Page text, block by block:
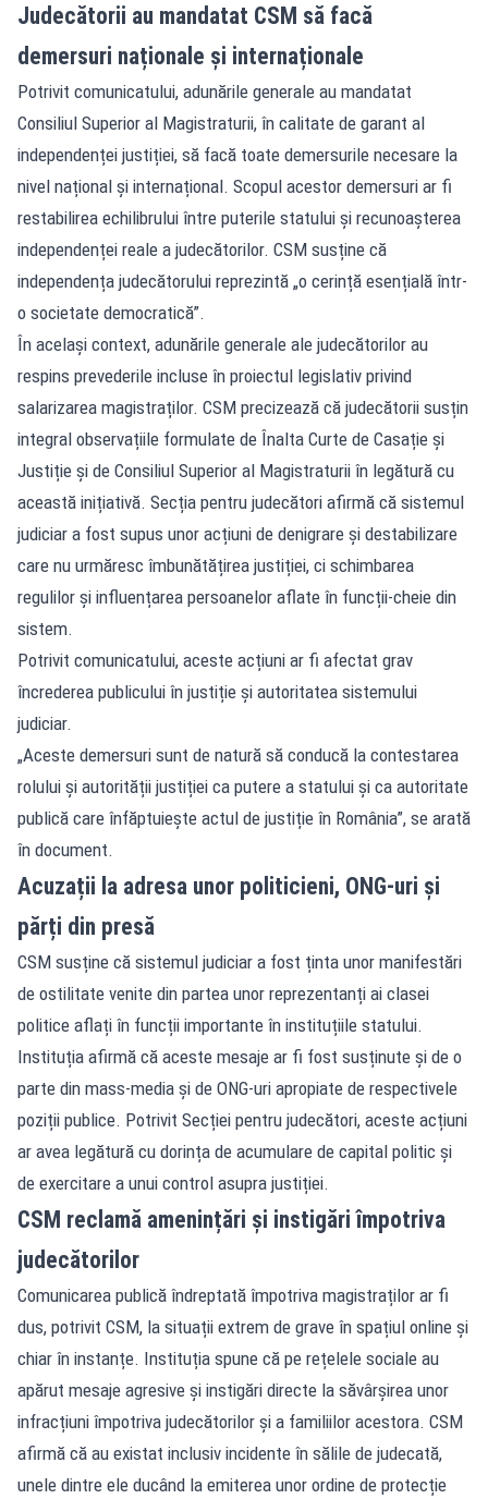
Judecătorii au mandatat CSM să facă
demersuri naționale și internaționale
Potrivit comunicatului, adunările generale au mandatat
Consiliul Superior al Magistraturii, în calitate de garant al
independenței justiției, să facă toate demersurile necesare la
nivel național și internațional. Scopul acestor demersuri ar fi
restabilirea echilibrului între puterile statului și recunoașterea
independenței reale a judecătorilor. CSM susține că
independența judecătorului reprezintă „o cerință esențială într-
o societate democratică”.
În același context, adunările generale ale judecătorilor au
respins prevederile incluse în proiectul legislativ privind
salarizarea magistraților. CSM precizează că judecătorii susțin
integral observațiile formulate de Înalta Curte de Casație și
Justiție și de Consiliul Superior al Magistraturii în legătură cu
această inițiativă. Secția pentru judecători afirmă că sistemul
judiciar a fost supus unor acțiuni de denigrare și destabilizare
care nu urmăresc îmbunătățirea justiției, ci schimbarea
regulilor și influențarea persoanelor aflate în funcții-cheie din
sistem.
Potrivit comunicatului, aceste acțiuni ar fi afectat grav
încrederea publicului în justiție și autoritatea sistemului
judiciar.
„Aceste demersuri sunt de natură să conducă la contestarea
rolului și autorității justiției ca putere a statului și ca autoritate
publică care înfăptuiește actul de justiție în România”, se arată
în document.
Acuzații la adresa unor politicieni, ONG-uri și
părți din presă
CSM susține că sistemul judiciar a fost ținta unor manifestări
de ostilitate venite din partea unor reprezentanți ai clasei
politice aflați în funcții importante în instituțiile statului.
Instituția afirmă că aceste mesaje ar fi fost susținute și de o
parte din mass-media și de ONG-uri apropiate de respectivele
poziții publice. Potrivit Secției pentru judecători, aceste acțiuni
ar avea legătură cu dorința de acumulare de capital politic și
de exercitare a unui control asupra justiției.
CSM reclamă amenințări și instigări împotriva
judecătorilor
Comunicarea publică îndreptată împotriva magistraților ar fi
dus, potrivit CSM, la situații extrem de grave în spațiul online și
chiar în instanțe. Instituția spune că pe rețelele sociale au
apărut mesaje agresive și instigări directe la săvârșirea unor
infracțiuni împotriva judecătorilor și a familiilor acestora. CSM
afirmă că au existat inclusiv incidente în sălile de judecată,
unele dintre ele ducând la emiterea unor ordine de protecție